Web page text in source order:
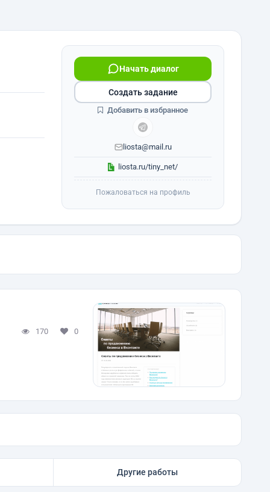
Начать диалог
liosta@mail.ru
liosta.ru/tiny_net/
Создать задание
Добавить в избранное
Пожаловаться на профиль
170 0
Другие работы